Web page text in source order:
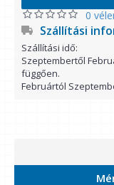
0
Szállítási
Szállítási idő:
Szeptembertől
függően.
Februártól